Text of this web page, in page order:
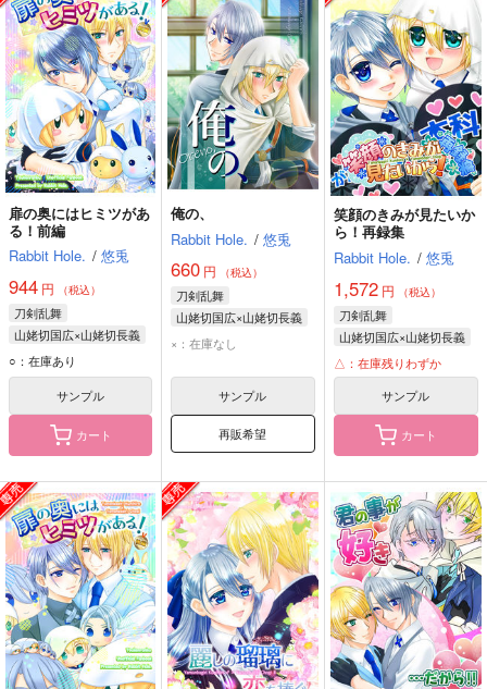
扉の奥にはヒミツがあ
る！前編
Rabbit Hole. / 悠兎
944 円 （税込）
刀剣乱舞
山姥切国広×山姥切長義
山姥切国広
山姥切長義
○：在庫あり
サンプル
カート
俺の、
Rabbit Hole. / 悠兎
660 円 （税込）
刀剣乱舞
山姥切国広×山姥切長義
山姥切国広
×：在庫なし
サンプル
再販希望
笑顔のきみが見たいか
ら！再録集
Rabbit Hole. / 悠兎
1,572円 （税込）
刀剣乱舞
山姥切国広×山姥切長義
山姥切国広
山姥切長義
△：在庫残りわずか
サンプル
カート